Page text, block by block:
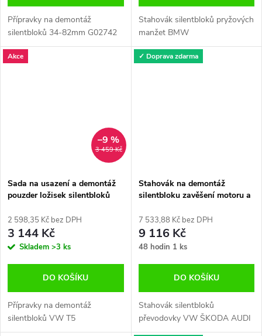
Přípravky na demontáž
silentbloků 34-82mm G02742
Stahovák silentbloků pryžových
manžet BMW
Akce
3 459 Kč
–9 %
Sada na usazení a demontáž
pouzder ložisek silentbloků
2 598,35 Kč bez DPH
3 144 Kč
Skladem >3 ks
DO KOŠÍKU
Přípravky na demontáž
silentbloků VW T5
✓ Doprava zdarma
Stahovák na demontáž
silentbloku zavěšení motoru a
SEAT
7 533,88 Kč bez DPH
9 116 Kč
48 hodin 1 ks
DO KOŠÍKU
Stahovák silentbloků
převodovky VW ŠKODA AUDI